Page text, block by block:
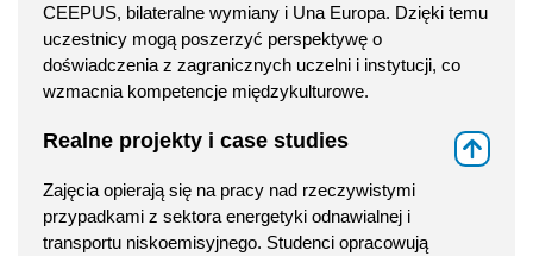
CEEPUS, bilateralne wymiany i Una Europa. Dzięki temu
uczestnicy mogą poszerzyć perspektywę o
doświadczenia z zagranicznych uczelni i instytucji, co
wzmacnia kompetencje międzykulturowe.
Realne projekty i case studies
Zajęcia opierają się na pracy nad rzeczywistymi
przypadkami z sektora energetyki odnawialnej i
transportu niskoemisyjnego. Studenci opracowują